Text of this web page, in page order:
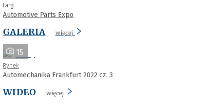
targi
Automotive Parts Expo
GALERIA więcej
15
Rynek
Automechanika Frankfurt 2022 cz. 3
WIDEO więcej